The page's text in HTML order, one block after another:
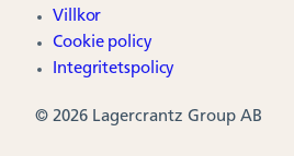
© 2026 Lagercrantz Group AB
Villkor
Cookie policy
Integritetspolicy